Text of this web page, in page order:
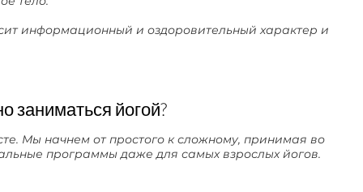
информационный и оздоровительный характер и
заниматься йогой?
Мы начнем от простого к сложному, принимая во
программы даже для самых взрослых йогов.